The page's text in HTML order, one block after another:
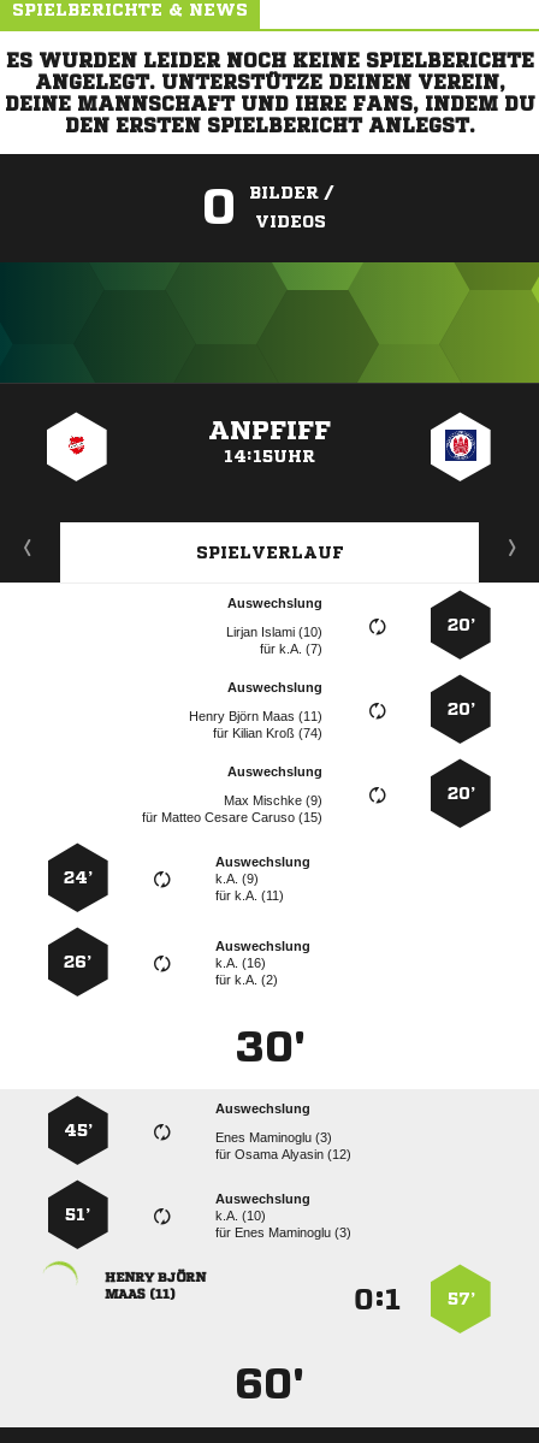
SPIELBERICHTE & NEWS
ES WURDEN LEIDER NOCH KEINE SPIELBERICHTE
ANGELEGT. UNTERSTÜTZE DEINEN VEREIN,
DEINE MANNSCHAFT UND IHRE FANS, INDEM DU
DEN ERSTEN SPIELBERICHT ANLEGST.
0
BILDER /
VIDEOS
ANPFIFF
14:15UHR
SPIELVERLAUF
20’
Auswechslung
  
fürk.A. (7)
20’
Auswechslung
   
für   
20’
Auswechslung
  
für    
Auswechslung
k.A. (9)
fürk.A. (11)
24’
Auswechslung
k.A. (16)
fürk.A. (2)
26’
30'
Auswechslung
  
für  
45’
Auswechslung
k.A. (10)
für   
51’
57’
:
 
 
60'